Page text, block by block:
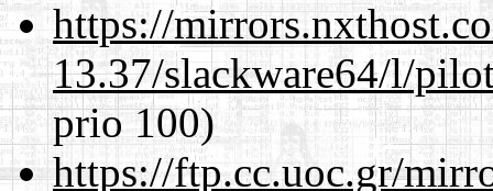
https://
13.37/slackware64/l/
prio 100)
https://ftp.cc.uoc.gr/